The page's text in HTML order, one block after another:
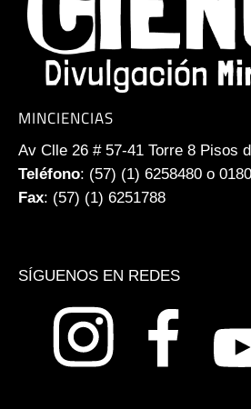
MINCIENCIAS
Av Clle 26 # 57-41 Torre 8 Pisos
Teléfono: (57) (1) 6258480 o
Fax: (57) (1) 6251788
SÍGUENOS EN REDES